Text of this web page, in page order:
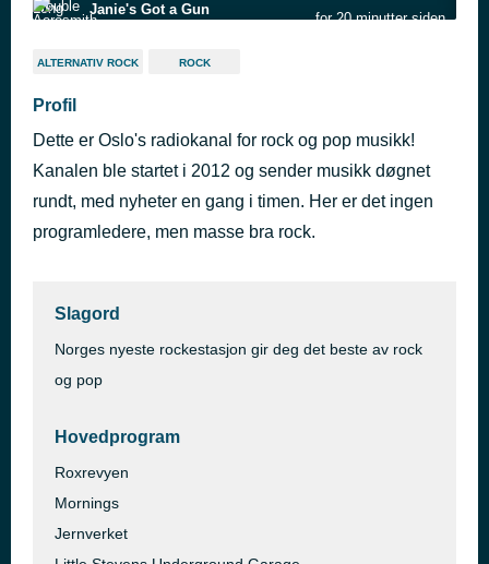
Janie's Got a Gun
for 20 minutter siden
Ditt hjem for rock
Heaven Knows
The Pretty Reckless
Drive
R.E.M.
for 49 minutter siden
ALTERNATIV ROCK ROCK
Profil
Dette er Oslo's radiokanal for rock og pop musikk!
Kanalen ble startet i 2012 og sender musikk døgnet
rundt, med nyheter en gang i timen. Her er det ingen
programledere, men masse bra rock.
Slagord
Norges nyeste rockestasjon gir deg det beste av rock
og pop
Hovedprogram
Roxrevyen
Mornings
Jernverket